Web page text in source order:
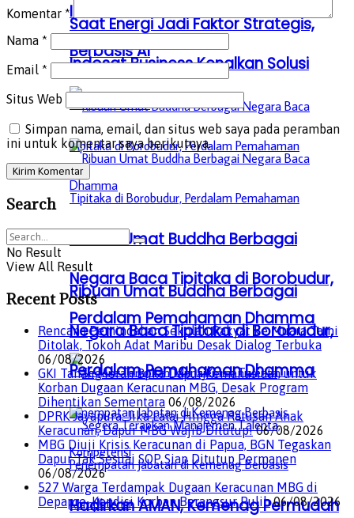
Indosat Business Kenalkan Solusi
Berbasis AI
Ribuan Umat Buddha Berbagai
Negara Baca Tipitaka di Borobudur,
Perdalam Pemahaman Dhamma
Hadirkan AMAN, Kemenag Permudah
Saat Energi Jadi Faktor Strategis,
Indosat Business Kenalkan Solusi
Berbasis AI
Ribuan Umat Buddha Berbagai
Negara Baca Tipitaka di Borobudur,
Perdalam Pemahaman Dhamma
Komentar *
Nama *
Email *
Situs Web
Simpan nama, email, dan situs web saya pada peramban
ini untuk komentar saya berikutnya.
Search
No Result
View All Result
Recent Posts
Rencana Pemindahan Sekolah Rakyat ke Muara Tami
Ditolak, Tokoh Adat Maribu Desak Dialog Terbuka
06/08/2026
GKI Tanah Merah Buka Dapur Kemanusiaan untuk
Korban Dugaan Keracunan MBG, Desak Program
Dihentikan Sementara 06/08/2026
DPRK Jayapura: Jika Lalai Hingga Ratusan Anak
Keracunan, Dapur MBG Wajib Ditutup! 06/08/2026
MBG Diuji Krisis Keracunan di Papua, BGN Tegaskan
Dapur Tak Sesuai SOP Siap Ditutup Permanen
06/08/2026
527 Warga Terdampak Dugaan Keracunan MBG di
Depapre, Kondisi Korban Berangsur Pulih 06/08/2026